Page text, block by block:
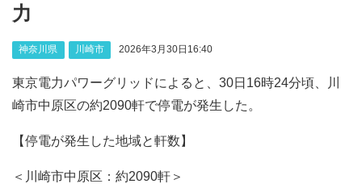
力
神奈川県 川崎市 2026年3月30日16:40
東京電力パワーグリッドによると、30日16時24分頃、川
崎市中原区の約2090軒で停電が発生した。
【停電が発生した地域と軒数】
＜川崎市中原区：約2090軒＞